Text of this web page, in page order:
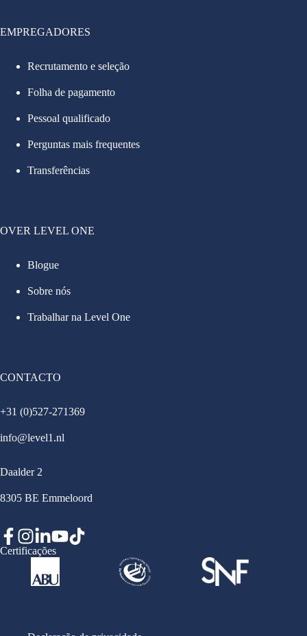
EMPREGADORES
Recrutamento e seleção
Folha de pagamento
Pessoal qualificado
Perguntas mais frequentes
Transferências
OVER LEVEL ONE
Blogue
Sobre nós
Trabalhar na Level One
CONTACTO
+31 (0)527-271369
info@level1.nl
Daalder 2
8305 BE Emmeloord
Certificações